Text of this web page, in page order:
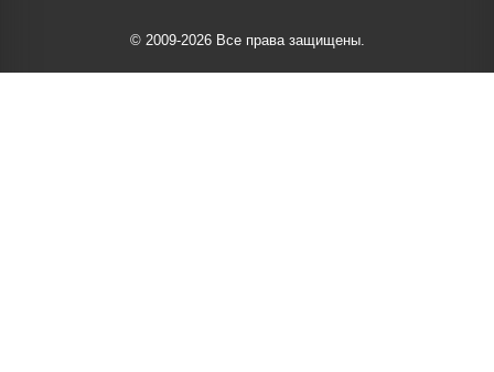
© 2009-2026 Все права защищены.